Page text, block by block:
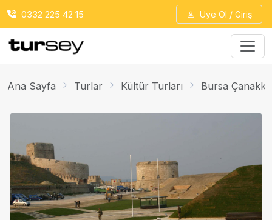
0332 225 42 15 Üye Ol / Giriş
Ana Sayfa Turlar Kültür Turları Bursa